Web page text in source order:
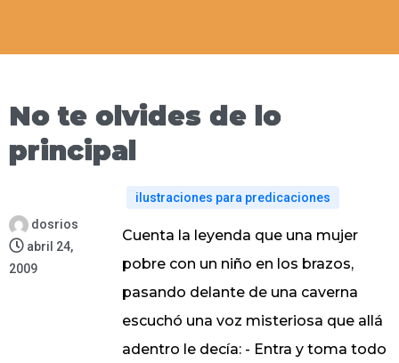
No te olvides de lo
principal
dosrios
abril 24,
2009
ilustraciones para predicaciones
Cuenta la leyenda que una mujer
pobre con un niño en los brazos,
pasando delante de una caverna
escuchó una voz misteriosa que allá
adentro le decía: - Entra y toma todo